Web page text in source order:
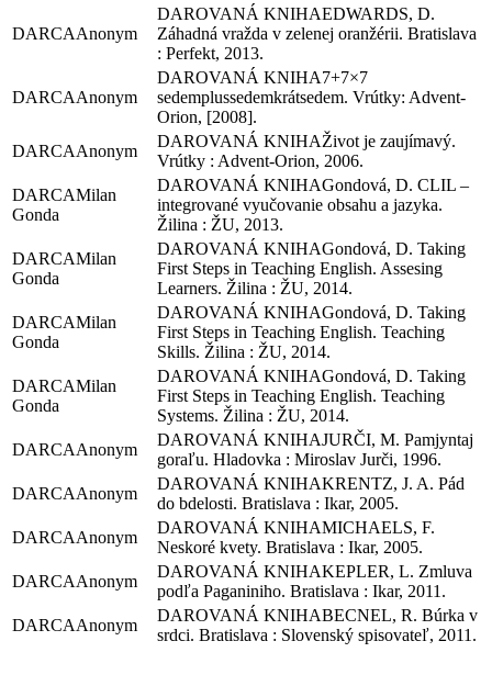
Anonym
EDWARDS, D.
Záhadná vražda v zelenej oranžérii. Bratislava
: Perfekt, 2013.
Anonym
7+7×7
sedemplussedemkrátsedem. Vrútky: Advent-
Orion, [2008].
Anonym
Život je zaujímavý.
Vrútky : Advent-Orion, 2006.
Milan
Gonda
Gondová, D. CLIL –
integrované vyučovanie obsahu a jazyka.
Žilina : ŽU, 2013.
Milan
Gonda
Gondová, D. Taking
First Steps in Teaching English. Assesing
Learners. Žilina : ŽU, 2014.
Milan
Gonda
Gondová, D. Taking
First Steps in Teaching English. Teaching
Skills. Žilina : ŽU, 2014.
Milan
Gonda
Gondová, D. Taking
First Steps in Teaching English. Teaching
Systems. Žilina : ŽU, 2014.
Anonym
JURČI, M. Pamjyntaj
goraľu. Hladovka : Miroslav Jurči, 1996.
Anonym
KRENTZ, J. A. Pád
do bdelosti. Bratislava : Ikar, 2005.
Anonym
MICHAELS, F.
Neskoré kvety. Bratislava : Ikar, 2005.
Anonym
KEPLER, L. Zmluva
podľa Paganiniho. Bratislava : Ikar, 2011.
Anonym
BECNEL, R. Búrka v
srdci. Bratislava : Slovenský spisovateľ, 2011.